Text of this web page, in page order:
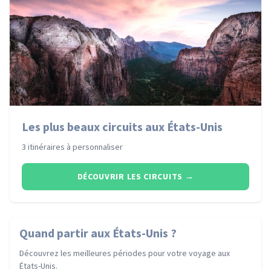
Les plus beaux circuits aux États-Unis
3 itinéraires à personnaliser
DÉCOUVRIR LES CIRCUITS →
Quand partir aux États-Unis ?
Découvrez les meilleures périodes pour votre voyage aux
États-Unis.